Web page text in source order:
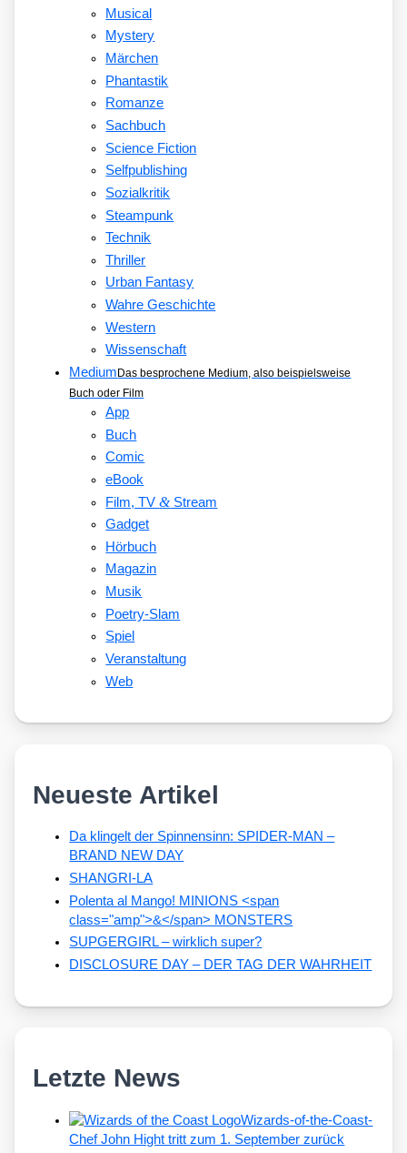
Musical
Mystery
Märchen
Phantastik
Romanze
Sachbuch
Science Fiction
Selfpublishing
Sozialkritik
Steampunk
Technik
Thriller
Urban Fantasy
Wahre Geschichte
Western
Wissenschaft
Medium Das besprochene Medium, also beispielsweise
Buch oder Film
App
Buch
Comic
eBook
Film, TV&Stream
Gadget
Hörbuch
Magazin
Musik
Poetry-Slam
Spiel
Veranstaltung
Web
Neueste Artikel
Da klingelt der Spinnensinn: SPIDER-MAN –
BRAND NEW DAY
SHANGRI-LA
Polenta al Mango! MINIONS <span
class="amp">&</span> MONSTERS
SUPGERGIRL – wirklich super?
DISCLOSURE DAY – DER TAG DER WAHRHEIT
Letzte News
Wizards-of-the-Coast-
Chef John Hight tritt zum 1. September zurück